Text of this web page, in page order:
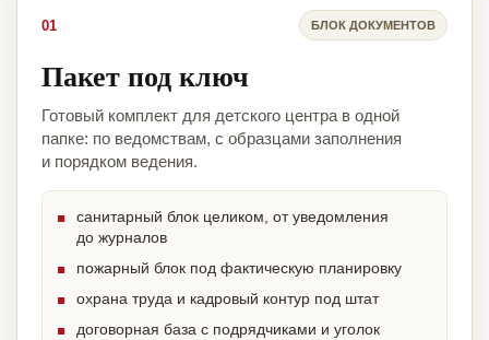
01 БЛОК ДОКУМЕНТОВ
Пакет под ключ
Готовый комплект для детского центра в одной
папке: по ведомствам, с образцами заполнения
и порядком ведения.
санитарный блок целиком, от уведомления
до журналов
пожарный блок под фактическую планировку
охрана труда и кадровый контур под штат
договорная база с подрядчиками и уголок